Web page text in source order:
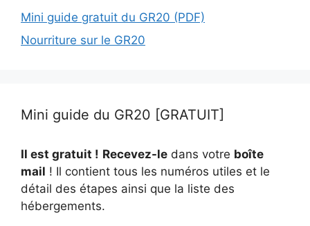
Mini guide gratuit du GR20 (PDF)
Nourriture sur le GR20
Mini guide du GR20 [GRATUIT]
Il est gratuit ! Recevez-le dans votre boîte
mail ! Il contient tous les numéros utiles et le
détail des étapes ainsi que la liste des
hébergements.